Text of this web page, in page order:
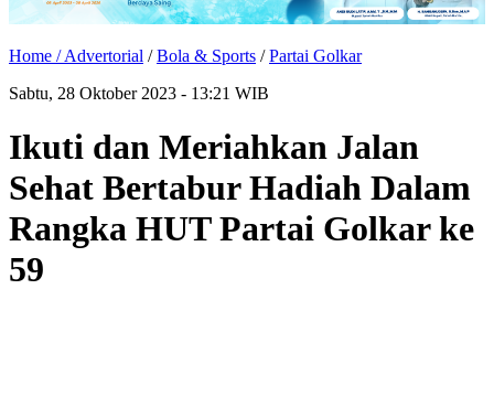
Home /Advertorial /Bola & Sports /Partai Golkar
Sabtu, 28 Oktober 2023 - 13:21 WIB
Ikuti dan Meriahkan Jalan
Sehat Bertabur Hadiah Dalam
Rangka HUT Partai Golkar ke
59